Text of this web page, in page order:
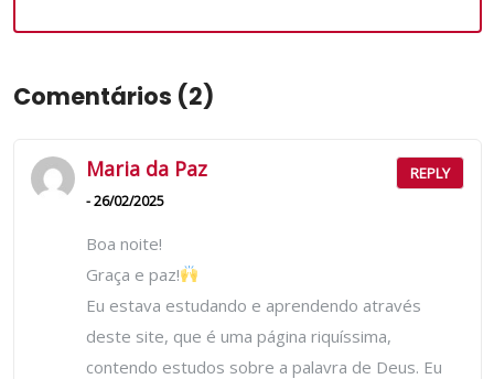
Comentários (2)
REPLY
Maria da Paz
- 26/02/2025
Boa noite!
Graça e paz!
Eu estava estudando e aprendendo através
deste site, que é uma página riquíssima,
contendo estudos sobre a palavra de Deus. Eu